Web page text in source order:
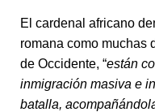
El cardenal africano
romana como muchas
de Occidente, “están
inmigración masiva e
batalla,